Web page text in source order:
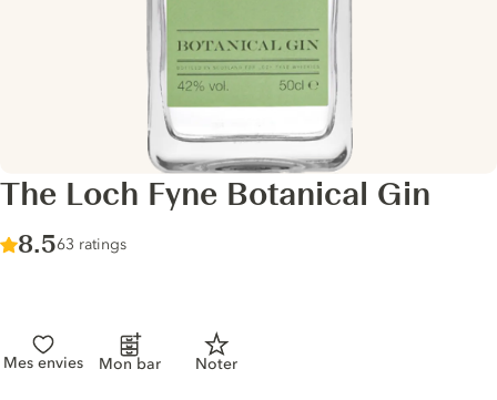
The Loch Fyne Botanical Gin
Score :
8.5/ 10
63 ratings
Mes envies Mon bar Noter